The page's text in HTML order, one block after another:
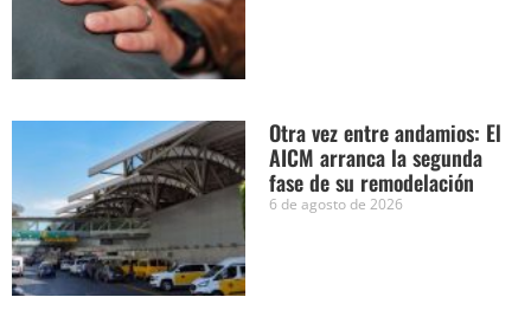
Otra vez entre andamios: El
AICM arranca la segunda
fase de su remodelación
6 de agosto de 2026